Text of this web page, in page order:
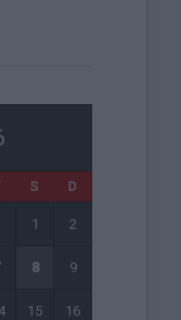
S D
1 2
8 9
15 16